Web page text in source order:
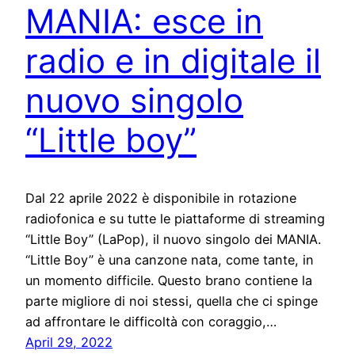
MANIA: esce in
radio e in digitale il
nuovo singolo
“Little boy”
Dal 22 aprile 2022 è disponibile in rotazione
radiofonica e su tutte le piattaforme di streaming
“Little Boy” (LaPop), il nuovo singolo dei MANIA.
“Little Boy” è una canzone nata, come tante, in
un momento difficile. Questo brano contiene la
parte migliore di noi stessi, quella che ci spinge
ad affrontare le difficoltà con coraggio,…
April 29, 2022